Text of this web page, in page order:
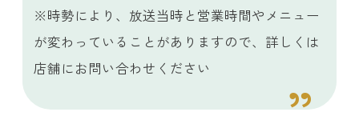
※時勢により、放送当時と営業時間やメニュー
が変わっていることがありますので、詳しくは
店舗にお問い合わせください